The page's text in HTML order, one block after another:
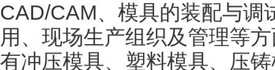
CAD/CAM、模具的装配与调
用、现场生产组织及管理等
有冲压模具、塑料模具、压